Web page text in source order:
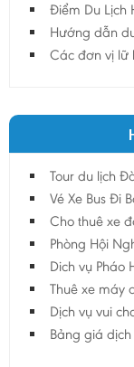
Điểm Du Lịch
Hướng dẫn
Các đơn vị lữ
Tour du lịch
Vé Xe Bus Đi
Cho thuê xe
Phòng Hội
Dich vụ Pháo
Thuê xe máy
Dịch vụ vui
Bảng giá